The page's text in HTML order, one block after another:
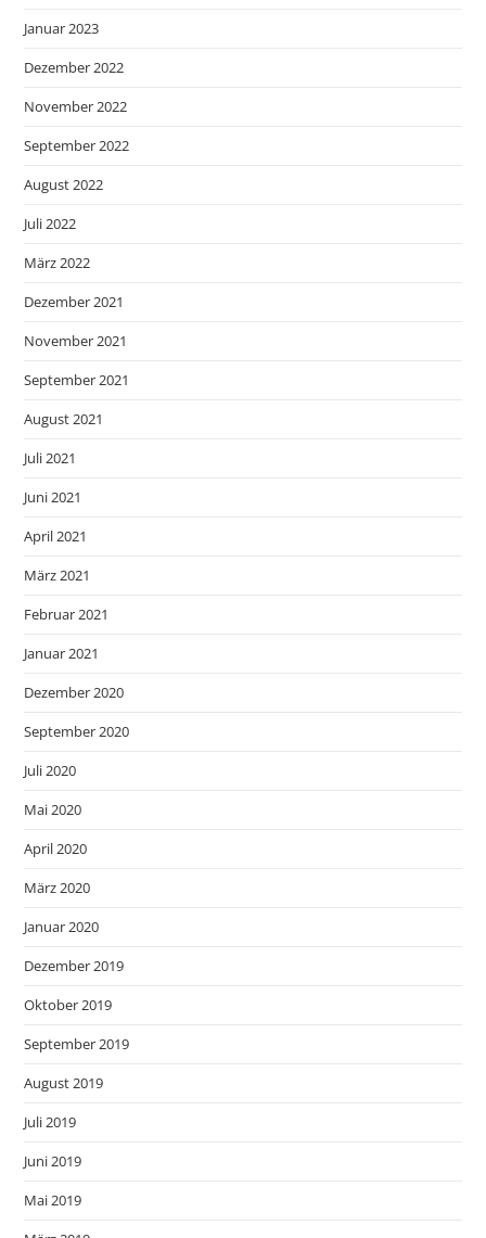
Januar 2023
Dezember 2022
November 2022
September 2022
August 2022
Juli 2022
März 2022
Dezember 2021
November 2021
September 2021
August 2021
Juli 2021
Juni 2021
April 2021
März 2021
Februar 2021
Januar 2021
Dezember 2020
September 2020
Juli 2020
Mai 2020
April 2020
März 2020
Januar 2020
Dezember 2019
Oktober 2019
September 2019
August 2019
Juli 2019
Juni 2019
Mai 2019